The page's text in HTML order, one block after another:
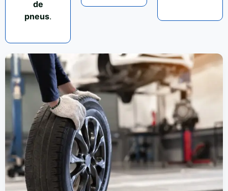
de
pneus.